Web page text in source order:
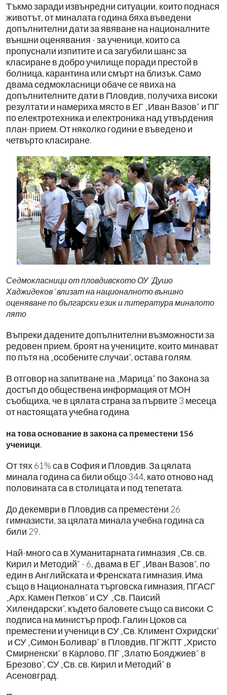
Тъкмо заради извънредни ситуации, които поднася
животът, от миналата година бяха въведени
допълнителни дати за явяване на националните
външни оценявания - за ученици, които са
пропуснали изпитите и са загубили шанс за
класиране в добро училище поради престой в
болница, карантина или смърт на близък. Само
двама седмокласници обаче се явиха на
допълнителните дати в Пловдив, получиха високи
резултати и намериха място в ЕГ „Иван Вазов“ и ПГ
по електротехника и електроника над утвърдения
план-прием. От няколко години е въведено и
четвърто класиране.
Седмокласници от пловдивското ОУ “Душо
Хаджидеков” влизат на националното външно
оценяване по български език и литература миналото
лято
Въпреки дадените допълнителни възможности за
редовен прием, броят на учениците, които минават
по пътя на „особените случаи“, остава голям.
В отговор на запитване на „Марица“ по Закона за
достъп до обществена информация от МОН
съобщиха, че в цялата страна за първите 3 месеца
от настоящата учебна година
на това основание в закона са преместени 156
ученици.
От тях 61% са в София и Пловдив. За цялата
минала година са били общо 344, като отново над
половината са в столицата и под тепетата.
До декември в Пловдив са преместени 26
гимназисти, за цялата минала учебна година са
били 29.
Най-много са в Хуманитарната гимназия „Св. св.
Кирил и Методий“ - 6, двама в ЕГ „Иван Вазов“, по
един в Английската и Френската гимназия. Има
също в Националната търговска гимназия, ПГАСГ
„Арх. Камен Петков“ и СУ „Св. Паисий
Хилендарски“, където баловете също са високи. С
подписа на министър проф. Галин Цоков са
преместени и ученици в СУ „Св. Климент Охридски“
и СУ „Симон Боливар“ в Пловдив, ПГЖПТ „Христо
Смирненски“ в Карлово, ПГ „Златю Бояджиев“ в
Брезово“, СУ „Св. св. Кирил и Методий“ в
Асеновград.